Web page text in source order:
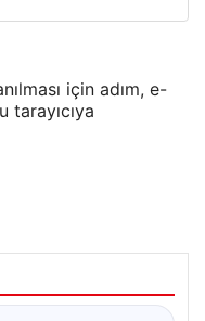
için adım, e-